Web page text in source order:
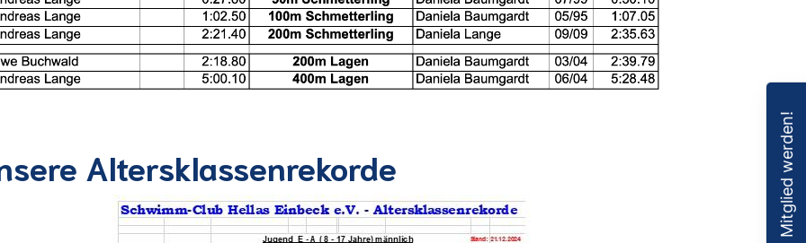
Altersklassenrekorde Mitglied werden!